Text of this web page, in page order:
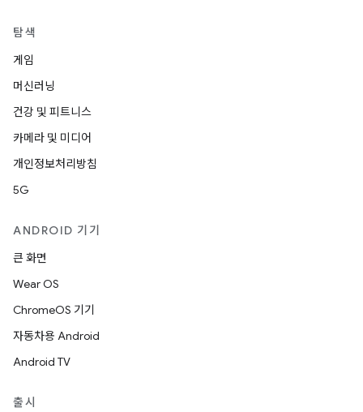
탐색
게임
머신러닝
건강 및 피트니스
카메라 및 미디어
개인정보처리방침
5G
ANDROID 기기
큰 화면
Wear OS
ChromeOS 기기
자동차용 Android
Android TV
출시